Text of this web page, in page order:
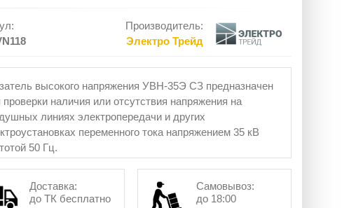
Производитель:
Электро Трейд
высокого напряжения УВН-35Э СЗ предназначен
проверки наличия или отсутствия напряжения на
линиях электропередачи и других
переменного тока напряжением 35 кВ
50 Гц.
Доставка:
до ТК бесплатно
Самовывоз:
до 18:00